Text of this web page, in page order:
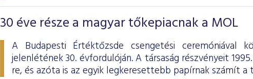
30 éve része a magyar tőkepiacnak a MOL
A Budapesti Értéktőzsde csengetési ceremóniával
jelenlétének 30. évfordulóján. A társaság részvényeit
re, és azóta is az egyik legkeresettebb papírnak számít a